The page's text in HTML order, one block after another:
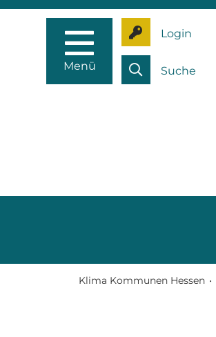
Menü
Login
Suche
Klima Kommunen Hessen •